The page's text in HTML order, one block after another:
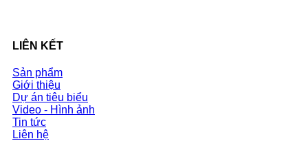
LIÊN KẾT
Sản phẩm
Giới thiệu
Dự án tiêu biểu
Video - Hình ảnh
Tin tức
Liên hệ